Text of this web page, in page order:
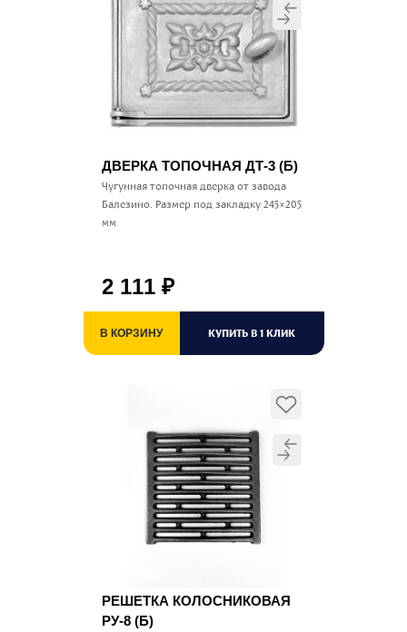
ДВЕРКА ТОПОЧНАЯ ДТ-3 (Б)
Чугунная топочная дверка от завода
Балезино. Размер под закладку 245×205
мм
2 111 ₽
В КОРЗИНУ КУПИТЬ В 1 КЛИК
РЕШЕТКА КОЛОСНИКОВАЯ
РУ-8 (Б)